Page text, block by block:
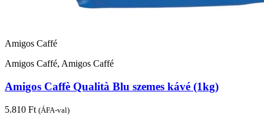
Amigos Caffé
Amigos Caffé, Amigos Caffé
Amigos Caffè Qualità Blu szemes kávé (1kg)
5.810 Ft (ÁFA-val)